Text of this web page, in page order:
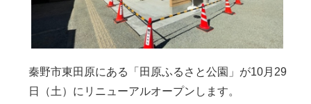
秦野市東田原にある「田原ふるさと公園」が10月29
日（土）にリニューアルオープンします。